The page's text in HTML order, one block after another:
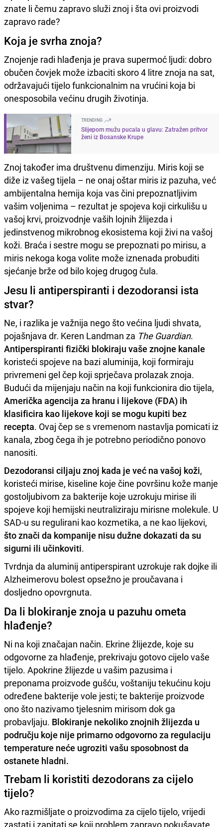
znate li čemu zapravo služi znoj i šta ovi proizvodi
zapravo rade?
Koja je svrha znoja?
Znojenje radi hlađenja je prava supermoć ljudi: dobro
obučen čovjek može izbaciti skoro 4 litre znoja na sat,
održavajući tijelo funkcionalnim na vrućini koja bi
onesposobila većinu drugih životinja.
TRENDING
Slijepom mužu pucala u glavu: Zatražen pritvor
ženi iz Bosanske Krupe
Znoj također ima društvenu dimenziju. Miris koji se
diže iz vašeg tijela – ne onaj oštar miris iz pazuha, već
ambijentalna hemija koja vas čini prepoznatljivim
vašim voljenima – rezultat je spojeva koji cirkulišu u
vašoj krvi, proizvodnje vaših lojnih žlijezda i
jedinstvenog mikrobnog ekosistema koji živi na vašoj
koži. Braća i sestre mogu se prepoznati po mirisu, a
miris nekoga koga volite može iznenada probuditi
sjećanje brže od bilo kojeg drugog čula.
Jesu li antiperspiranti i dezodoransi ista
stvar?
Ne, i razlika je važnija nego što većina ljudi shvata,
pojašnjava dr. Keren Landman za The Guardian.
Antiperspiranti fizički blokiraju vaše znojne kanale
koristeći spojeve na bazi aluminija, koji formiraju
privremeni gel čep koji sprječava prolazak znoja.
Budući da mijenjaju način na koji funkcionira dio tijela,
Američka agencija za hranu i lijekove (FDA) ih
klasificira kao lijekove koji se mogu kupiti bez
recepta. Ovaj čep se s vremenom nastavlja pomicati iz
kanala, zbog čega ih je potrebno periodično ponovo
nanositi.
Dezodoransi ciljaju znoj kada je već na vašoj koži,
koristeći mirise, kiseline koje čine površinu kože manje
gostoljubivom za bakterije koje uzrokuju mirise ili
spojeve koji hemijski neutraliziraju mirisne molekule. U
SAD-u su regulirani kao kozmetika, a ne kao lijekovi,
što znači da kompanije nisu dužne dokazati da su
sigurni ili učinkoviti.
Tvrdnja da aluminij antiperspirant uzrokuje rak dojke ili
Alzheimerovu bolest opsežno je proučavana i
dosljedno opovrgnuta.
Da li blokiranje znoja u pazuhu ometa
hlađenje?
Ni na koji značajan način. Ekrine žlijezde, koje su
odgovorne za hlađenje, prekrivaju gotovo cijelo vaše
tijelo. Apokrine žlijezde u vašim pazusima i
preponama proizvode gušću, voštaniju tekućinu koju
određene bakterije vole jesti; te bakterije proizvode
ono što nazivamo tjelesnim mirisom dok ga
probavljaju. Blokiranje nekoliko znojnih žlijezda u
području koje nije primarno odgovorno za regulaciju
temperature neće ugroziti vašu sposobnost da
ostanete hladni.
Trebam li koristiti dezodorans za cijelo
tijelo?
Ako razmišljate o proizvodima za cijelo tijelo, vrijedi
zastati i zapitati se koji problem zapravo pokušavate